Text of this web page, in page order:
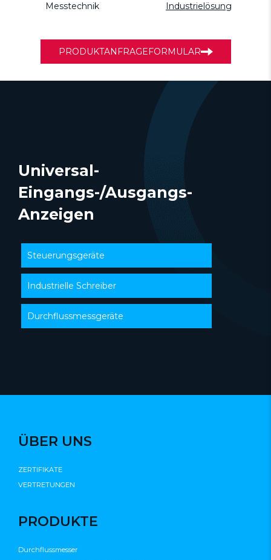
Messtechnik
Industrielösung
PRODUKTANFRAGEFORMULAR
Universal-
Eingangs-/Ausgangs-
Anzeigen
Steuerungsgeräte
Industrielle Schreiber
Durchflussmessgeräte
ÜBER UNS
ZERTIFIKATE
VERTRETUNGEN
PRODUKTE
Durchflussmesser